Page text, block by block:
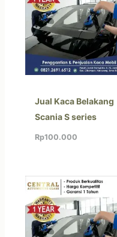
Jual Kaca Belakang
Scania S series
Rp100.000